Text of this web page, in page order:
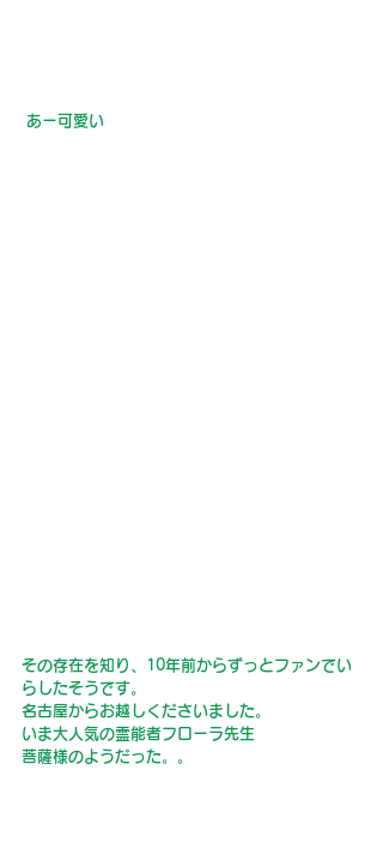
あー可愛い
その存在を知り、10年前からずっとファンでい
らしたそうです。
名古屋からお越しくださいました。
いま大人気の霊能者フローラ先生
菩薩様のようだった。。